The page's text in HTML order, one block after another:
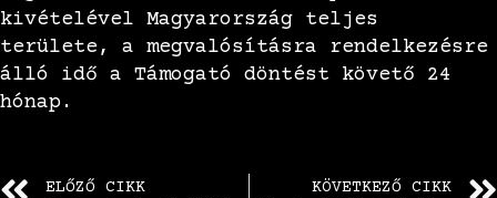
kivételével Magyarország teljes
területe, a megvalósításra rendelkezésre
álló idő a Támogató döntést követő 24
hónap.
ELŐZŐ CIKK KÖVETKEZŐ CIKK